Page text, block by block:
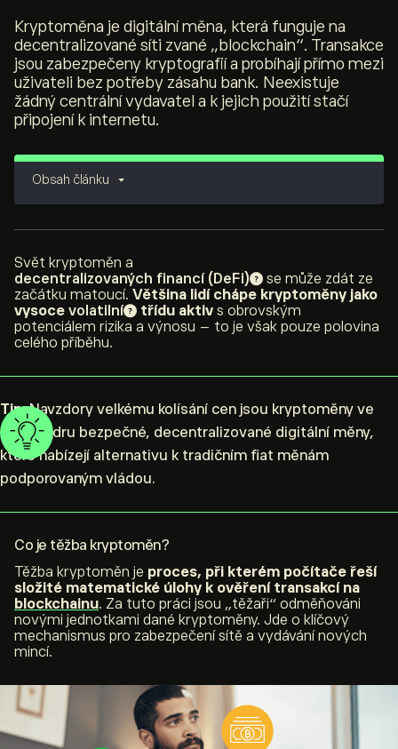
Kryptoměna je digitální měna, která funguje na
decentralizované síti zvané „blockchain“. Transakce
jsou zabezpečeny kryptografií a probíhají přímo mezi
uživateli bez potřeby zásahu bank. Neexistuje
žádný centrální vydavatel a k jejich použití stačí
připojení k internetu.
Obsah článku
Svět kryptoměn a
decentralizovaných financí (DeFi)
se může zdát ze
začátku matoucí. Většina lidí chápe kryptoměny jako
vysoce volatilní třídu aktiv s obrovským
potenciálem rizika a výnosu – to je však pouze polovina
celého příběhu.
Tip:Navzdory velkému kolísání cen jsou kryptoměny ve
svém jádru bezpečné, decentralizované digitální měny,
které nabízejí alternativu k tradičním fiat měnám
podporovaným vládou.
Co je těžba kryptoměn?
Těžba kryptoměn je proces, při kterém počítače řeší
složité matematické úlohy k ověření transakcí na
blockchainu. Za tuto práci jsou „těžaři“ odměňováni
novými jednotkami dané kryptoměny. Jde o klíčový
mechanismus pro zabezpečení sítě a vydávání nových
mincí.